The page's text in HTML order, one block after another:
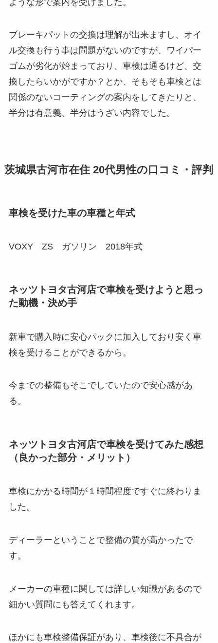
ブレーキパットの交換は理解が出来ますし、オイ
ル交換も行う事は問題がないのですが、ワイパー
ゴムが劣化が始まっており、車検は通るけど、交
換したらいかがですか？とか、そもそも車検とは
関係のないコーティングの案内をしてきたりと、
半分は有意義、半分はうざい内容でした。
茨城県古河市在住 20代男性の口コミ・評判
車検を受けた車の車種と年式
VOXY ZS ガソリン 2018年式
ネッツトヨタ古河店で車検を受けようと思っ
た動機・決め手
新車で購入時に安心パックに加入しており安く車
検を受けることができるから。
今までの整備もそこでしていたので安心感があ
る。
ネッツトヨタ古河店で車検を受けてみた感想
（良かった部分・メリット）
車検にかかる時間が１時間程度ですぐに終わりま
した。
ディーラーということで整備の質が高かったで
す。
メーカーの車種に関しては詳しい知識があるので
細かい質問にも答えてくれます。
ほかにも車検整備保証があり、車検後に不具合が